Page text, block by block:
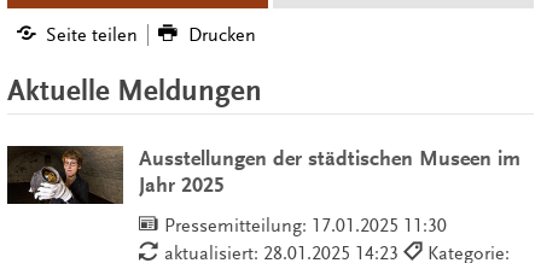
Seite teilen Drucken
Aktuelle Meldungen
Ausstellungen der städtischen Museen im
Jahr 2025
Pressemitteilung: 17.01.2025 11:30
aktualisiert: 28.01.2025 14:23
Kategorie: